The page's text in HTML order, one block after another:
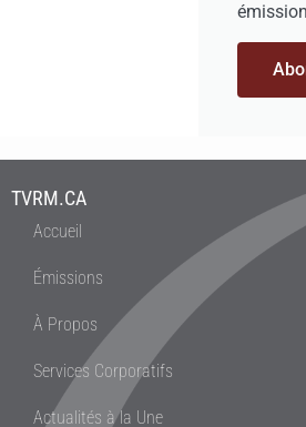
TVRM.CA
Accueil
Émissions
À Propos
Services Corporatifs
Actualités à la Une